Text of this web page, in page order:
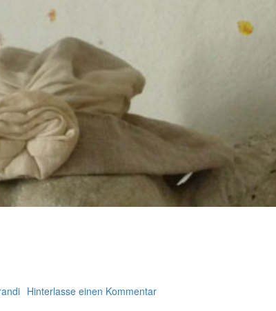
Hinterlasse einen Kommentar